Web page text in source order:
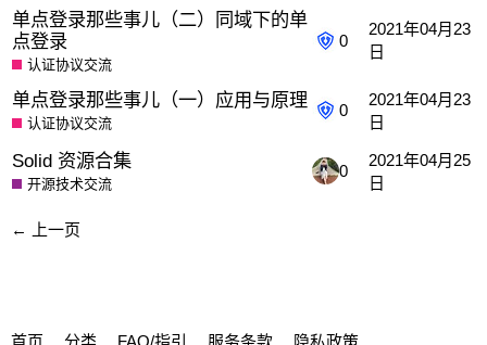
单点登录那些事儿（二）同域下的单
点登录
认证协议交流
0
2021年04月23
日
单点登录那些事儿（一）应用与原理
认证协议交流
0
2021年04月23
日
Solid 资源合集
开源技术交流
0
2021年04月25
日
← 上一页